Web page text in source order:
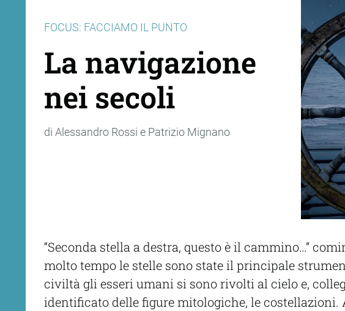
FOCUS: FACCIAMO IL PUNTO
La navigazione
nei secoli
di Alessandro Rossi e Patrizio Mignano
“Seconda stella a destra, questo è il cammino…”
molto tempo le stelle sono state il principale
civiltà gli esseri umani si sono rivolti al cielo e,
identificato delle figure mitologiche, le costellazioni.